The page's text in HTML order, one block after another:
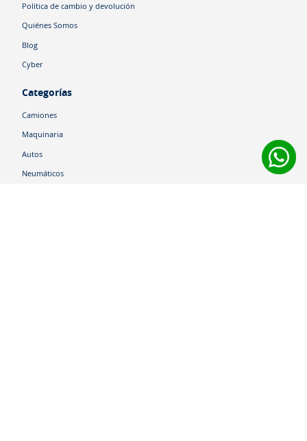
Política de cambio y devolución
Quiénes Somos
Blog
Cyber
Categorías
Camiones
Maquinaria
Autos
Neumáticos